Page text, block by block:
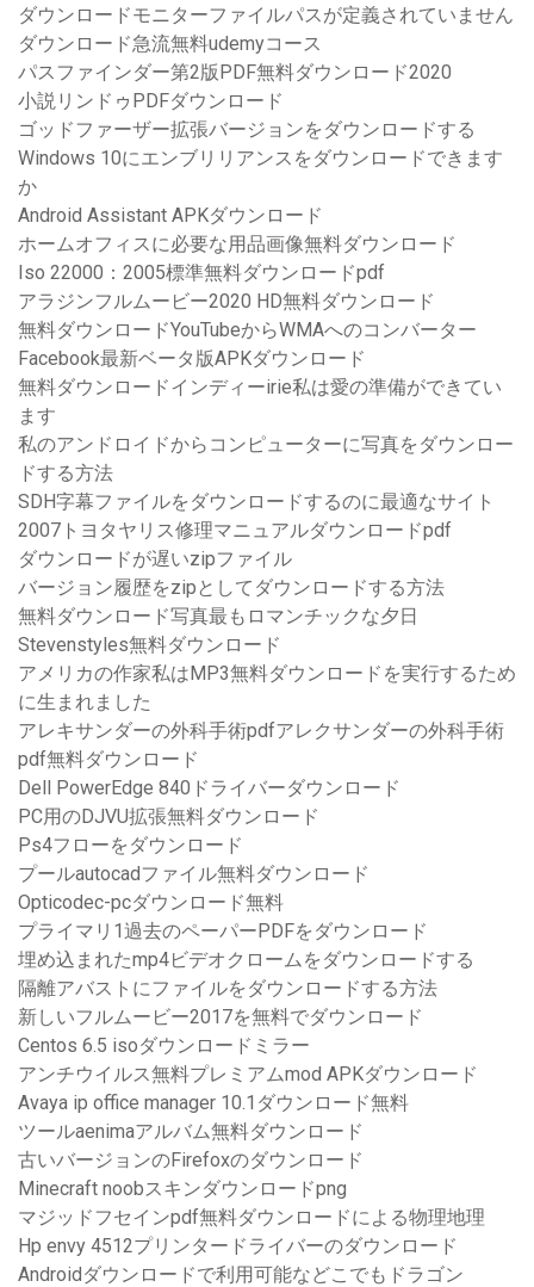
ダウンロードモニターファイルパスが定義されていません
ダウンロード急流無料udemyコース
パスファインダー第2版PDF無料ダウンロード2020
小説リンドゥPDFダウンロード
ゴッドファーザー拡張バージョンをダウンロードする
Windows 10にエンブリリアンスをダウンロードできます
か
Android Assistant APKダウンロード
ホームオフィスに必要な用品画像無料ダウンロード
Iso 22000：2005標準無料ダウンロードpdf
アラジンフルムービー2020 HD無料ダウンロード
無料ダウンロードYouTubeからWMAへのコンバーター
Facebook最新ベータ版APKダウンロード
無料ダウンロードインディーirie私は愛の準備ができてい
ます
私のアンドロイドからコンピューターに写真をダウンロー
ドする方法
SDH字幕ファイルをダウンロードするのに最適なサイト
2007トヨタヤリス修理マニュアルダウンロードpdf
ダウンロードが遅いzipファイル
バージョン履歴をzipとしてダウンロードする方法
無料ダウンロード写真最もロマンチックな夕日
Stevenstyles無料ダウンロード
アメリカの作家私はMP3無料ダウンロードを実行するため
に生まれました
アレキサンダーの外科手術pdfアレクサンダーの外科手術
pdf無料ダウンロード
Dell PowerEdge 840ドライバーダウンロード
PC用のDJVU拡張無料ダウンロード
Ps4フローをダウンロード
プールautocadファイル無料ダウンロード
Opticodec-pcダウンロード無料
プライマリ1過去のペーパーPDFをダウンロード
埋め込まれたmp4ビデオクロームをダウンロードする
隔離アバストにファイルをダウンロードする方法
新しいフルムービー2017を無料でダウンロード
Centos 6.5 isoダウンロードミラー
アンチウイルス無料プレミアムmod APKダウンロード
Avaya ip office manager 10.1ダウンロード無料
ツールaenimaアルバム無料ダウンロード
古いバージョンのFirefoxのダウンロード
Minecraft noobスキンダウンロードpng
マジッドフセインpdf無料ダウンロードによる物理地理
Hp envy 4512プリンタードライバーのダウンロード
Androidダウンロードで利用可能などこでもドラゴン